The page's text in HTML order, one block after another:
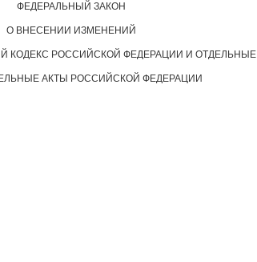
ФЕДЕРАЛЬНЫЙ ЗАКОН
О ВНЕСЕНИИ ИЗМЕНЕНИЙ
КОДЕКС РОССИЙСКОЙ ФЕДЕРАЦИИ И ОТДЕЛЬНЫЕ
АКТЫ РОССИЙСКОЙ ФЕДЕРАЦИИ